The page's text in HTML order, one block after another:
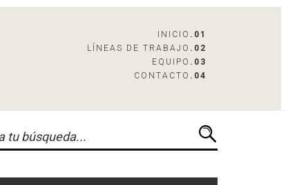
INICIO .01
LÍNEAS DE TRABAJO .02
EQUIPO .03
CONTACTO .04